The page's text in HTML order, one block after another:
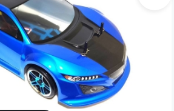
связи
связаться с вами
звонок